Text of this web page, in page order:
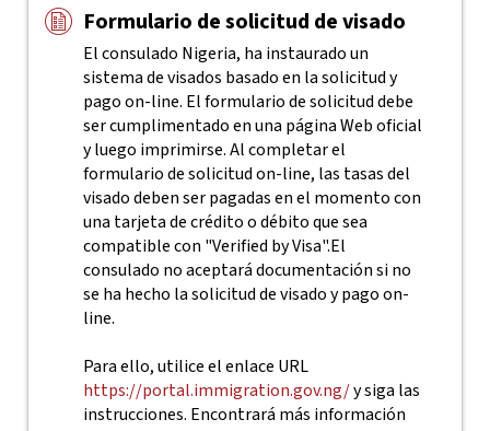
Formulario de solicitud de visado
El consulado Nigeria, ha instaurado un
sistema de visados basado en la solicitud y
pago on-line. El formulario de solicitud debe
ser cumplimentado en una página Web oficial
y luego imprimirse. Al completar el
formulario de solicitud on-line, las tasas del
visado deben ser pagadas en el momento con
una tarjeta de crédito o débito que sea
compatible con "Verified by Visa".El
consulado no aceptará documentación si no
se ha hecho la solicitud de visado y pago on-
line.
Para ello, utilice el enlace URL
https://portal.immigration.gov.ng/y siga las
instrucciones. Encontrará más información